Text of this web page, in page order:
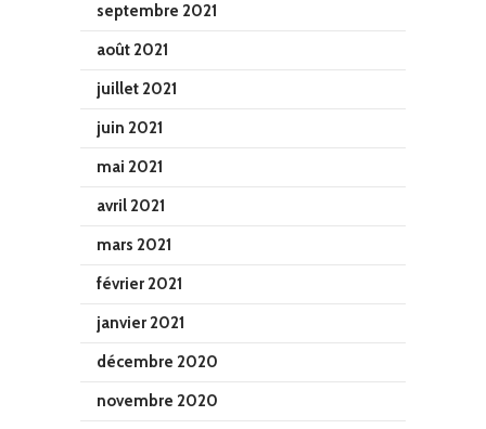
septembre 2021
août 2021
juillet 2021
juin 2021
mai 2021
avril 2021
mars 2021
février 2021
janvier 2021
décembre 2020
novembre 2020